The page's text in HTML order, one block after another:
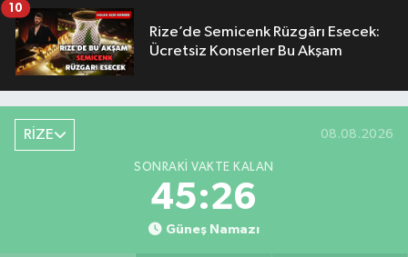
Rize’de Semicenk Rüzgârı Esecek:
Ücretsiz Konserler Bu Akşam
10
RİZE 08.08.2026
SONRAKI VAKTE KALAN
45:25
Güneş Namazı